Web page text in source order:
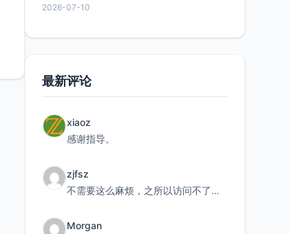
2026-07-10
最新评论
xiaoz
感谢指导。
zjfsz
不需要这么麻烦，之所以访问不了，是由于非对称路由的问题，在爱快主路由添加一条静态路由192.168.
Morgan